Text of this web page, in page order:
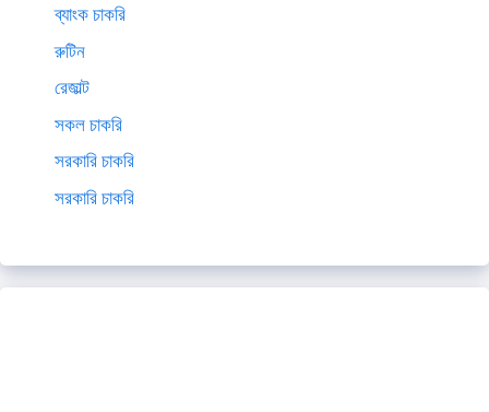
ব্যাংক চাকরি
রুটিন
রেজাল্ট
সকল চাকরি
সরকারি চাকরি
সরকারি চাকরি